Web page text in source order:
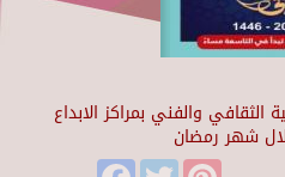
الثقافي والفني بمراكز الابداع
شهر رمضان
FacebookTwitter